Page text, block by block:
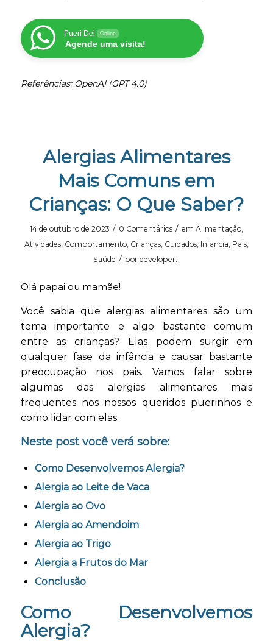
Pueri Dei Online
Agende uma visita!
Referências: OpenAI (GPT 4.0)
Alergias Alimentares
Mais Comuns em
Crianças: O Que Saber?
14 de outubro de 2023 / 0 Comentários / em Alimentação,
Atividades, Comportamento, Crianças, Cuidados, Infancia, Pais,
Saúde / por developer.1
Olá papai ou mamãe!
Você sabia que alergias alimentares são um
tema importante e algo bastante comum
entre as crianças? Elas podem surgir em
qualquer fase da infância e causar bastante
preocupação nos pais. Vamos falar sobre
algumas das alergias alimentares mais
frequentes nos nossos queridos puerinhos e
como lidar com elas.
Neste post você verá sobre:
Como Desenvolvemos Alergia?
Alergia ao Leite de Vaca
Alergia ao Ovo
Alergia ao Amendoim
Alergia ao Trigo
Alergia a Frutos do Mar
Conclusão
Como Desenvolvemos
Alergia?